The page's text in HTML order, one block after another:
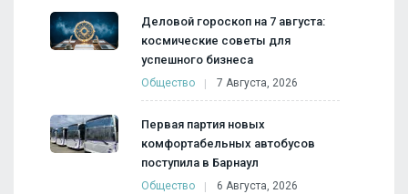
Деловой гороскоп на 7 августа:
космические советы для
успешного бизнеса
Общество 7 Августа, 2026
Первая партия новых
комфортабельных автобусов
поступила в Барнаул
Общество 6 Августа, 2026